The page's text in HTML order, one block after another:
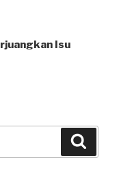
Isu